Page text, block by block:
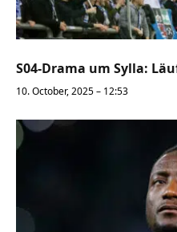
S04-Drama um Sylla:
10. October, 2025 – 12:53